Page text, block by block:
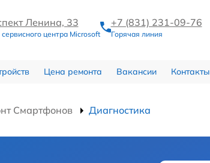
Ленина, 33
центра Microsoft
+7 (831) 231-09-76
Горячая линия
Цена ремонта Вакансии Контакты
Смартфонов Диагностика